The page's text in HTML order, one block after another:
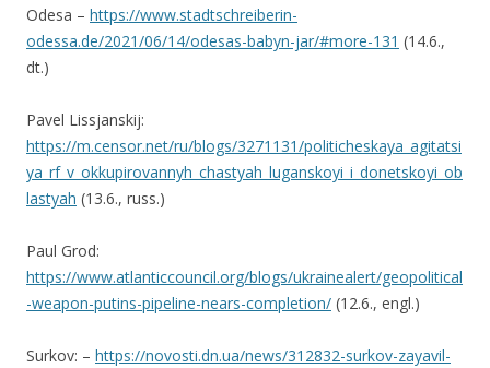
Odesa – https://www.stadtschreiberin-
odessa.de/2021/06/14/odesas-babyn-jar/#more-131 (14.6.,
dt.)
Pavel Lissjanskij:
https://m.censor.net/ru/blogs/3271131/politicheskaya_agitatsi
ya_rf_v_okkupirovannyh_chastyah_luganskoyi_i_donetskoyi_ob
lastyah (13.6., russ.)
Paul Grod:
https://www.atlanticcouncil.org/blogs/ukrainealert/geopolitical
-weapon-putins-pipeline-nears-completion/ (12.6., engl.)
Surkov: – https://novosti.dn.ua/news/312832-surkov-zayavil-